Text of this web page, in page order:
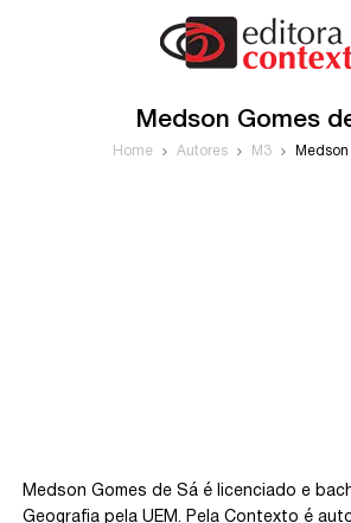
Medson Gomes
Home Autores M3
Medson Gomes de Sá é licenciado e
Geografia pela UEM. Pela Contexto é